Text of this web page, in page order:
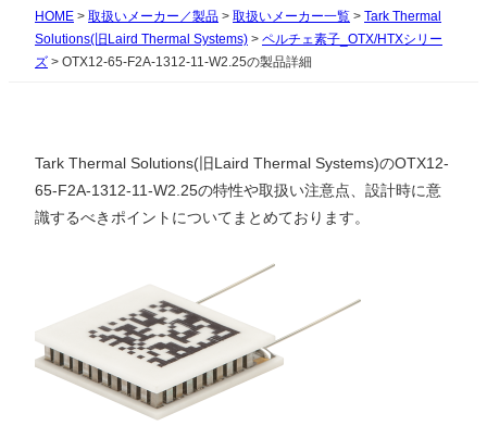
HOME > 取扱いメーカー／製品 > 取扱いメーカー一覧 > Tark Thermal
Solutions(旧Laird Thermal Systems) > ペルチェ素子_OTX/HTXシリー
ズ > OTX12-65-F2A-1312-11-W2.25の製品詳細
Tark Thermal Solutions(旧Laird Thermal Systems)のOTX12-
65-F2A-1312-11-W2.25の特性や取扱い注意点、設計時に意
識するべきポイントについてまとめております。